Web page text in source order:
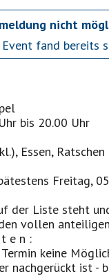
nicht
Event fand bereits
bis 20.00 Uhr
Essen, Ratschen
Freitag,
der Liste steht
vollen
e n :
keine
nachgerückt ist -